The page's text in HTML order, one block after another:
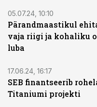
05.07.24, 10:10
Pärandmaastikul
vaja riigi ja kohaliku
luba
17.06.24, 16:17
SEB finantseerib
Titaniumi projekti